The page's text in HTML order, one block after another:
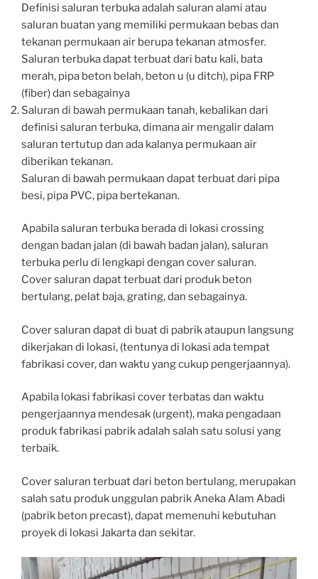
Definisi saluran terbuka adalah saluran alami atau
saluran buatan yang memiliki permukaan bebas dan
tekanan permukaan air berupa tekanan atmosfer.
Saluran terbuka dapat terbuat dari batu kali, bata
merah, pipa beton belah, beton u (u ditch), pipa FRP
(fiber) dan sebagainya
Saluran di bawah permukaan tanah, kebalikan dari
definisi saluran terbuka, dimana air mengalir dalam
saluran tertutup dan ada kalanya permukaan air
diberikan tekanan.
Saluran di bawah permukaan dapat terbuat dari pipa
besi, pipa PVC, pipa bertekanan.
Apabila saluran terbuka berada di lokasi crossing
dengan badan jalan (di bawah badan jalan), saluran
terbuka perlu di lengkapi dengan cover saluran.
Cover saluran dapat terbuat dari produk beton
bertulang, pelat baja, grating, dan sebagainya.
Cover saluran dapat di buat di pabrik ataupun langsung
dikerjakan di lokasi, (tentunya di lokasi ada tempat
fabrikasi cover, dan waktu yang cukup pengerjaannya).
Apabila lokasi fabrikasi cover terbatas dan waktu
pengerjaannya mendesak (urgent), maka pengadaan
produk fabrikasi pabrik adalah salah satu solusi yang
terbaik.
Cover saluran terbuat dari beton bertulang, merupakan
salah satu produk unggulan pabrik Aneka Alam Abadi
(pabrik beton precast), dapat memenuhi kebutuhan
proyek di lokasi Jakarta dan sekitar.